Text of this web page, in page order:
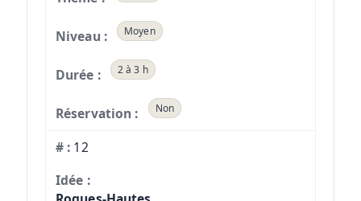
Moyen
2 à 3 h
Non
12